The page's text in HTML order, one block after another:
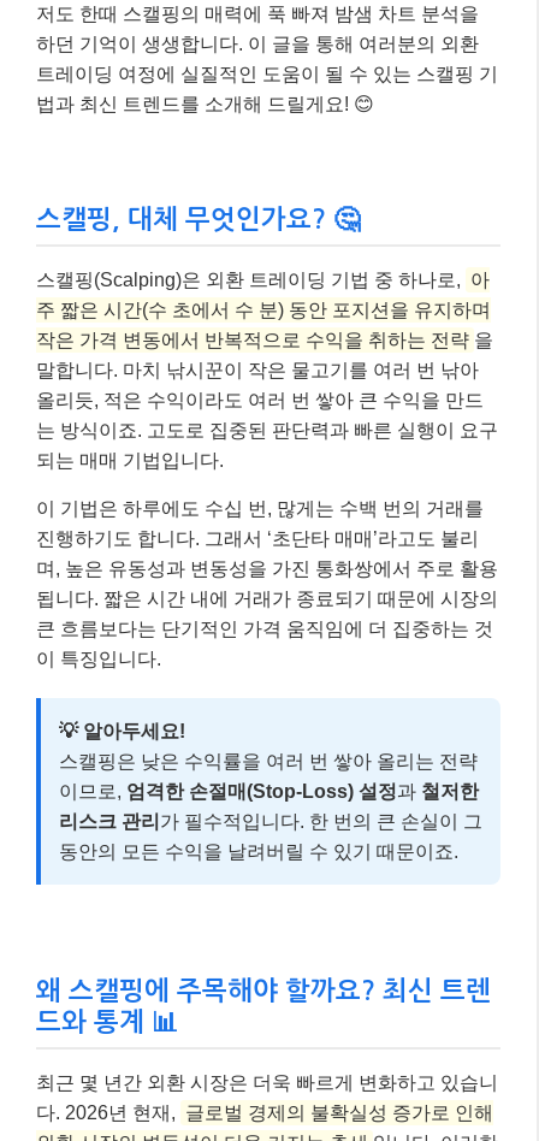
저도 한때 스캘핑의 매력에 푹 빠져 밤샘 차트 분석을
하던 기억이 생생합니다. 이 글을 통해 여러분의 외환
트레이딩 여정에 실질적인 도움이 될 수 있는 스캘핑 기
법과 최신 트렌드를 소개해 드릴게요! 😊
스캘핑, 대체 무엇인가요? 🤔
스캘핑(Scalping)은 외환 트레이딩 기법 중 하나로, 아
주 짧은 시간(수 초에서 수 분) 동안 포지션을 유지하며
작은 가격 변동에서 반복적으로 수익을 취하는 전략 을
말합니다. 마치 낚시꾼이 작은 물고기를 여러 번 낚아
올리듯, 적은 수익이라도 여러 번 쌓아 큰 수익을 만드
는 방식이죠. 고도로 집중된 판단력과 빠른 실행이 요구
되는 매매 기법입니다.
이 기법은 하루에도 수십 번, 많게는 수백 번의 거래를
진행하기도 합니다. 그래서 ‘초단타 매매’라고도 불리
며, 높은 유동성과 변동성을 가진 통화쌍에서 주로 활용
됩니다. 짧은 시간 내에 거래가 종료되기 때문에 시장의
큰 흐름보다는 단기적인 가격 움직임에 더 집중하는 것
이 특징입니다.
💡 알아두세요!
스캘핑은 낮은 수익률을 여러 번 쌓아 올리는 전략
이므로, 엄격한 손절매(Stop-Loss) 설정과 철저한
리스크 관리 가 필수적입니다. 한 번의 큰 손실이 그
동안의 모든 수익을 날려버릴 수 있기 때문이죠.
왜 스캘핑에 주목해야 할까요? 최신 트렌
드와 통계 📊
최근 몇 년간 외환 시장은 더욱 빠르게 변화하고 있습니
다. 2026년 현재, 글로벌 경제의 불확실성 증가로 인해